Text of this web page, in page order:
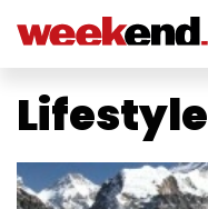
zum
Lifestyle